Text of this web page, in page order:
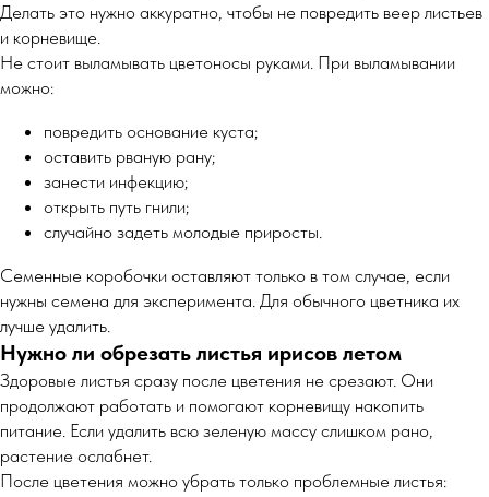
Делать это нужно аккуратно, чтобы не повредить веер листьев
и корневище.
Не стоит выламывать цветоносы руками. При выламывании
можно:
повредить основание куста;
оставить рваную рану;
занести инфекцию;
открыть путь гнили;
случайно задеть молодые приросты.
Семенные коробочки оставляют только в том случае, если
нужны семена для эксперимента. Для обычного цветника их
лучше удалить.
Нужно ли обрезать листья ирисов летом
Здоровые листья сразу после цветения не срезают. Они
продолжают работать и помогают корневищу накопить
питание. Если удалить всю зеленую массу слишком рано,
растение ослабнет.
После цветения можно убрать только проблемные листья: